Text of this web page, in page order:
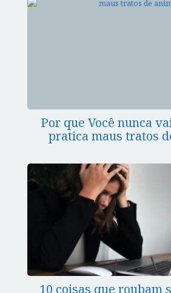
Por que Você nunca
pratica maus tratos
10 coisas que roubam